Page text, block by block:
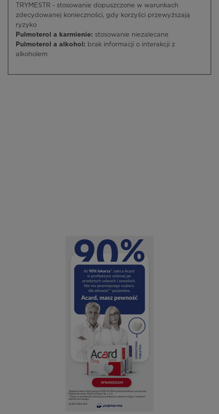
TRYMESTR - stosowanie dopuszczone w warunkach
zdecydowanej konieczności, gdy korzyści przewyższają
ryzyko
Pulmoterol a karmienie: stosowanie niezalecane
Pulmoterol a alkohol: brak informacji o interakcji z
alkoholem